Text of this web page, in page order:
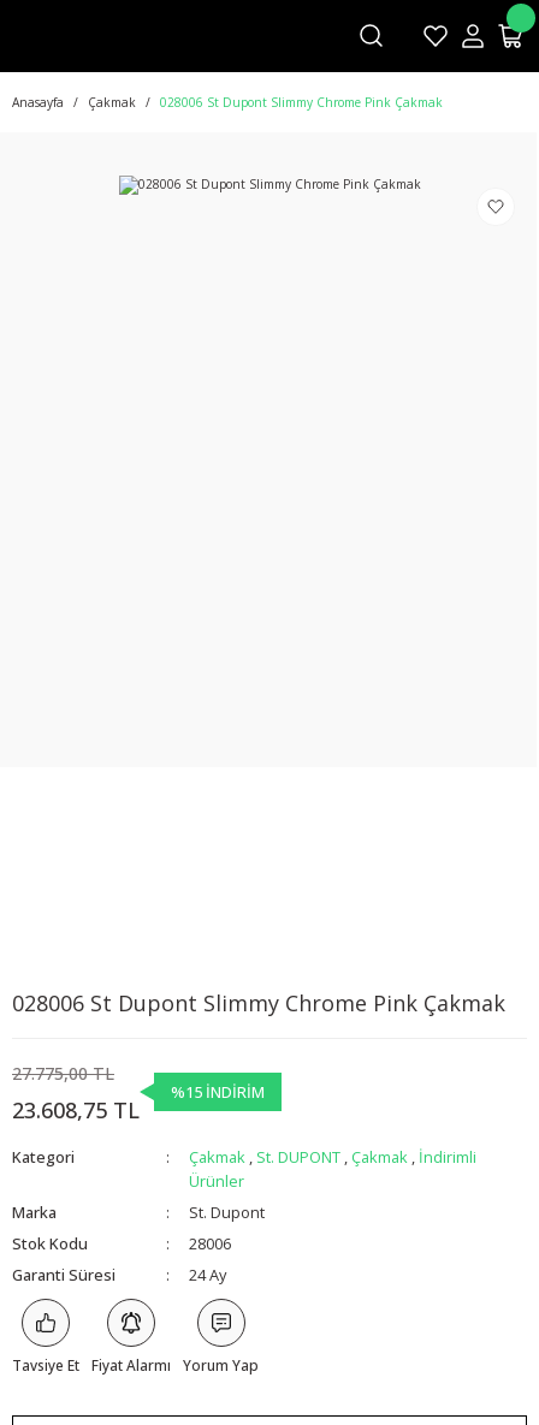
Anasayfa Çakmak 028006 St Dupont Slimmy Chrome Pink Çakmak
028006 St Dupont Slimmy Chrome Pink Çakmak
27.775,00 TL
23.608,75 TL
%15 İNDİRİM
Kategori Çakmak , St. DUPONT , Çakmak , İndirimli
Ürünler
Marka
St. Dupont
Stok Kodu
28006
Garanti Süresi
24 Ay
Tavsiye Et Fiyat Alarmı Yorum Yap